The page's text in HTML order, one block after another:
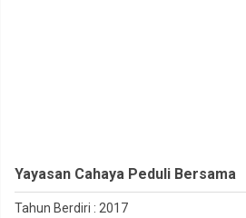
Yayasan Cahaya Peduli Bersama
Tahun Berdiri : 2017